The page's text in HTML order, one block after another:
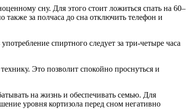
сну. Для этого стоит ложиться спать на 60–
за полчаса до сна отключить телефон и
спиртного следует за три-четыре часа
Это позволит спокойно проснуться и
на жизнь и обеспечивать семью. Для
уровня кортизола перед сном негативно